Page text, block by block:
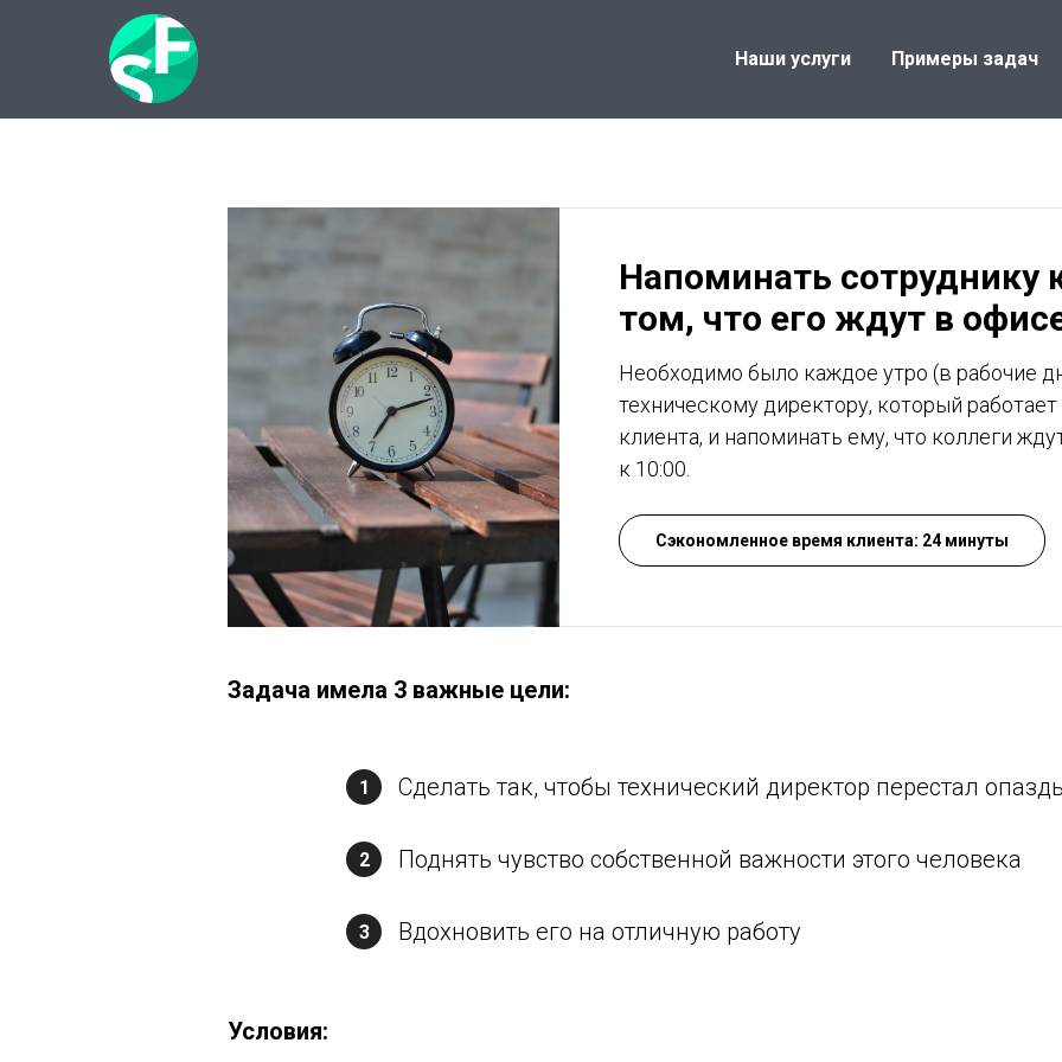
Наши услуги Примеры задач
Напоминать сотруднику
том, что его ждут в
Необходимо было каждое утро (в рабочие
техническому директору, который
клиента, и напоминать ему, что коллеги
к 10:00.
Сэкономленное время клиента: 24 минуты
Задача имела 3 важные цели:
1 Сделать так, чтобы технический директор перестал
2 Поднять чувство собственной важности этого человека
3 Вдохновить его на отличную работу
Условия: